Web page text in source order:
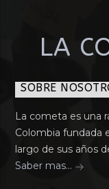
LA
SOBRE
La cometa es una
Colombia fundada
largo de sus años
Saber mas...